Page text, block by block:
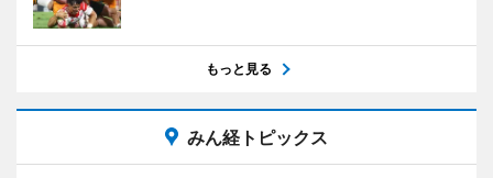
もっと見る
みん経トピックス